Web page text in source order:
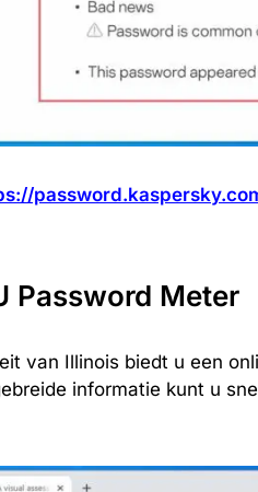
Password Meter
van Illinois biedt u een
informatie kunt u